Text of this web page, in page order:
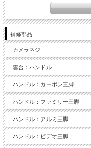
補修部品
カメラネジ
雲台：ハンドル
ハンドル：カーボン三脚
ハンドル：ファミリー三脚
ハンドル：アルミ三脚
ハンドル：ビデオ三脚